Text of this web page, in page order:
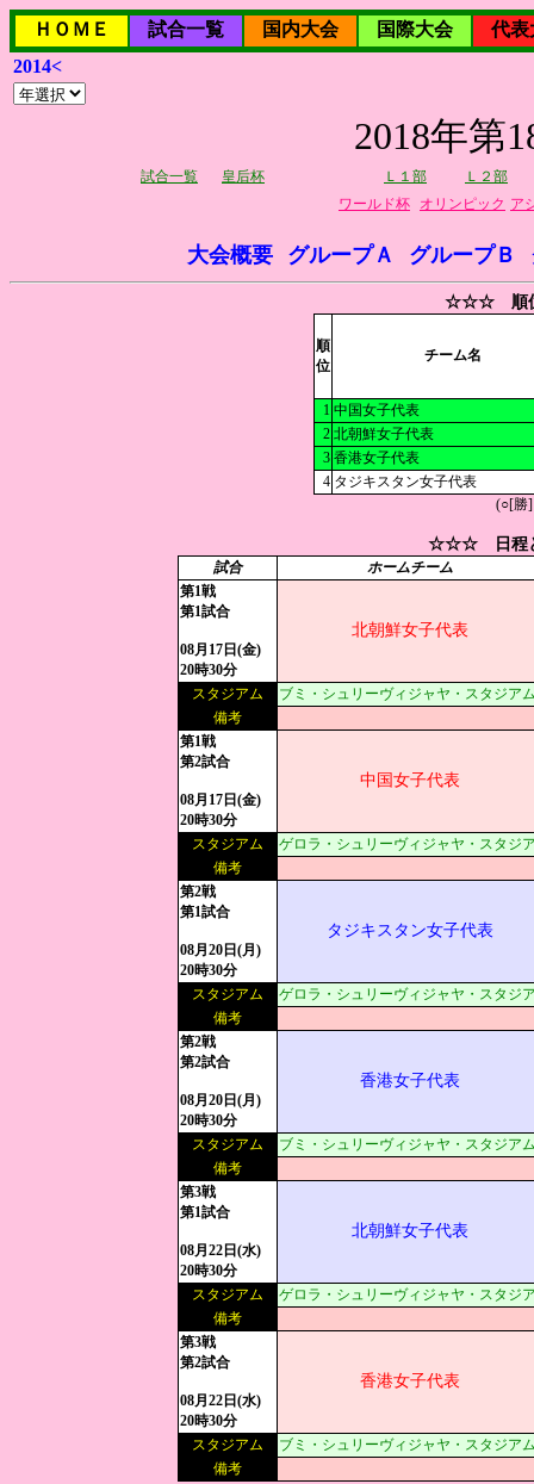
ＨＯＭＥ 試合一覧 国内大会 国際大会
代表
2014<
2018年第
試合一覧 皇后杯 Ｌ１部
Ｌ２部
ワールド杯
オリンピック ア
大会概要 グループＡ グループＢ
☆☆☆ 順
順
位
チーム名
1 中国女子代表
2 北朝鮮女子代表
3 香港女子代表
4 タジキスタン女子代表
(○[勝
☆☆☆ 日程
試合
ホームチーム
第1戦
第1試合
08月17日(金)
20時30分
北朝鮮女子代表
スタジアム
ブミ・シュリーヴィジャヤ・スタジア
備考
第1戦
第2試合
08月17日(金)
20時30分
中国女子代表
スタジアム
ゲロラ・シュリーヴィジャヤ・スタジ
備考
第2戦
第1試合
08月20日(月)
20時30分
タジキスタン女子代表
スタジアム
ゲロラ・シュリーヴィジャヤ・スタジ
備考
第2戦
第2試合
08月20日(月)
20時30分
香港女子代表
スタジアム
ブミ・シュリーヴィジャヤ・スタジア
備考
第3戦
第1試合
08月22日(水)
20時30分
北朝鮮女子代表
スタジアム
ゲロラ・シュリーヴィジャヤ・スタジ
備考
第3戦
第2試合
08月22日(水)
20時30分
香港女子代表
スタジアム
ブミ・シュリーヴィジャヤ・スタジア
備考